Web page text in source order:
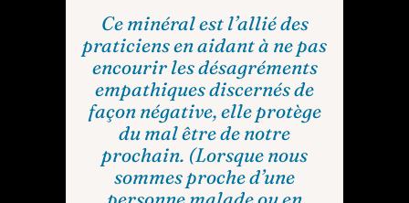
Ce minéral est l’allié des
praticiens en aidant à ne pas
encourir les désagréments
empathiques discernés de
façon négative, elle protège
du mal être de notre
prochain. (Lorsque nous
sommes proche d’une
personne malade ou en